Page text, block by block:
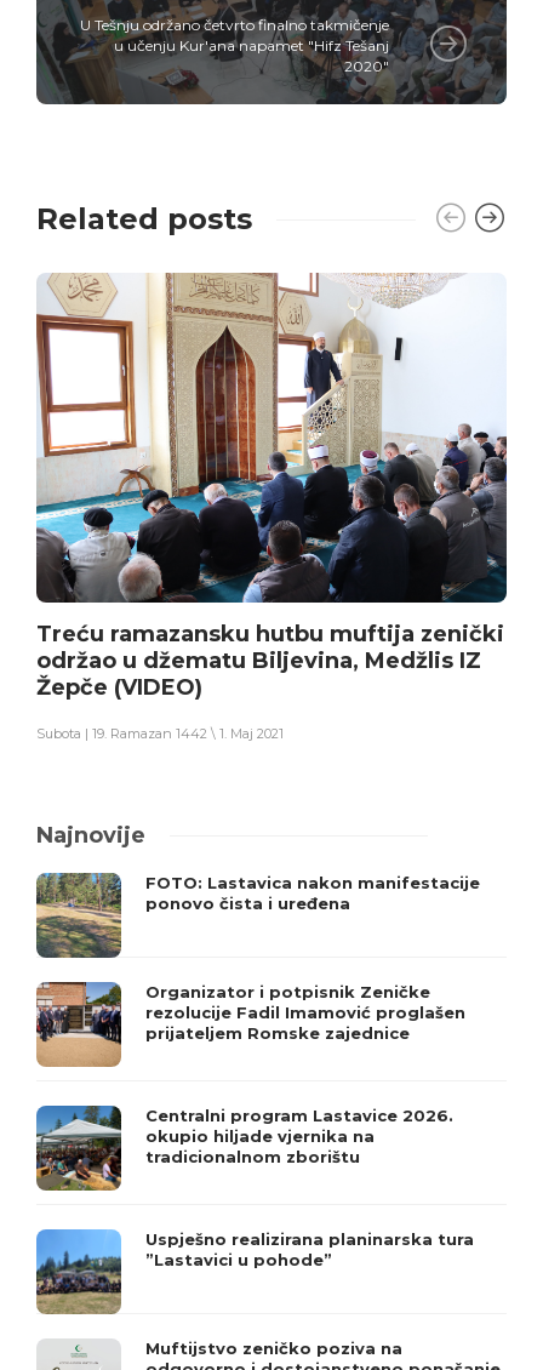
U Tešnju održano četvrto finalno takmičenje
u učenju Kur'ana napamet "Hifz Tešanj
2020"
Related posts
Treću ramazansku hutbu muftija zenički
održao u džematu Biljevina, Medžlis IZ
Žepče (VIDEO)
Subota | 19. Ramazan 1442 \ 1. Maj 2021
Najnovije
FOTO: Lastavica nakon manifestacije
ponovo čista i uređena
Organizator i potpisnik Zeničke
rezolucije Fadil Imamović proglašen
prijateljem Romske zajednice
Centralni program Lastavice 2026.
okupio hiljade vjernika na
tradicionalnom zborištu
Uspješno realizirana planinarska tura
”Lastavici u pohode”
Muftijstvo zeničko poziva na